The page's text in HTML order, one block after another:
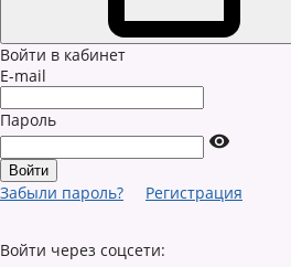
Войти в кабинет
E-mail
Пароль
Забыли пароль? Регистрация
Войти через соцсети: